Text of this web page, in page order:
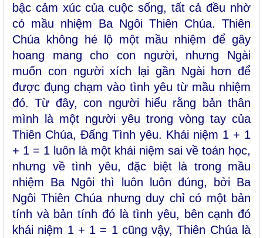
bậc cảm xúc của cuộc sống, tất cả đều nhờ
có mầu nhiệm Ba Ngôi Thiên Chúa. Thiên
Chúa không hé lộ một mầu nhiệm để gây
hoang mang cho con người, nhưng Ngài
muốn con người xích lại gần Ngài hơn để
được đụng chạm vào tình yêu từ mầu nhiệm
đó. Từ đây, con người hiểu rằng bản thân
mình là một người yêu trong vòng tay của
Thiên Chúa, Đấng Tình yêu. Khái niệm 1 + 1
+ 1 = 1 luôn là một khái niệm sai về toán học,
nhưng về tình yêu, đặc biệt là trong mầu
nhiệm Ba Ngôi thì luôn luôn đúng, bởi Ba
Ngôi Thiên Chúa nhưng duy chỉ có một bản
tính và bản tính đó là tình yêu, bên cạnh đó
khái niệm 1 + 1 = 1 cũng vậy, Thiên Chúa là